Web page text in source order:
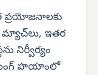
ప్రయోజనాలకు
మ్యాచ్‌లు, ఇతర
నిర్వీర్యం
సింగ్ హయాంలో